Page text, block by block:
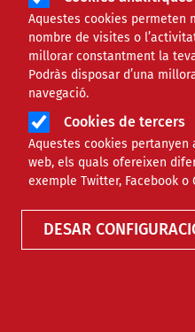
Aquestes cookies permeten
nombre de visites o
millorar constantment la
Podràs disposar d’una
navegació.
Cookies de tercers
Aquestes cookies
web, els quals ofereixen
exemple Twitter, Facebook o
DESAR
Tipus